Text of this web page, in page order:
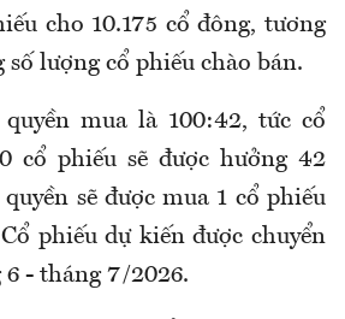
cho 10.175 cổ đông, tương
số lượng cổ phiếu chào bán.
mua là 100:42, tức cổ
cổ phiếu sẽ được hưởng 42
sẽ được mua 1 cổ phiếu
phiếu dự kiến được chuyển
- tháng 7/2026.